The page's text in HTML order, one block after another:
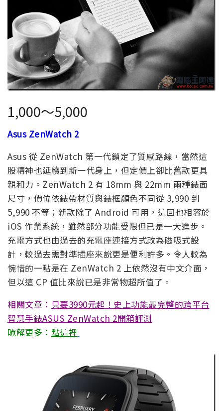
1,000～5,000
Asus ZenWatch 2
Asus 從 ZenWatch 第一代鎖定了質感路線，當然這
股精神也延續到新一代身上，但定價上卻比舊款更具
親和力。ZenWatch 2 有 18mm 與 22mm 兩種錶面
尺寸，價位依錶帶材質與錶框顏色不同從 3,990 到
5,990 不等；新款除了 Android 可用，這回也相容於
iOS 作業系統，雖然部分功能受限但已是一大進步。
充電方式也由過去的充電座連接方式改為磁吸式設
計，較過去需對準插座來說更是便利許多。令人較為
惋惜的一點是在 ZenWatch 2 上依然沒有中文介面，
但以這 CP 值比來說已是非常物超所值了。
相關文章： 只要3990元起！史上功能最完整的跨平台
智慧手錶ASUS ZenWatch 2開箱評測
瞭解更多： 點這裡